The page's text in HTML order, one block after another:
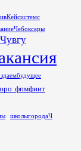
Чувгу
школыгородаЧ